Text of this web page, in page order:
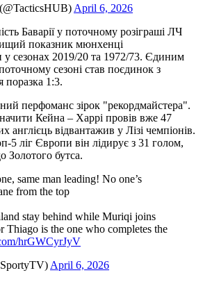
April 6, 2026
Баварії у поточному розіграші ЛЧ
показник мюнхенці
у сезонах 2019/20 та 1972/73. Єдиним
сезоні став поєдинок з
поразка 1:3.
перфоманс зірок "рекордмайстера".
Кейна – Харрі провів вже 47
англієць відвантажив у Лізі чемпіонів.
5 ліг Європи він лідирує з 31 голом,
Золотого бутса.
same man leading! No one’s
from the top
stay behind while Muriqi joins
Thiago is the one who completes the
hrGWCyrJyV
April 6, 2026